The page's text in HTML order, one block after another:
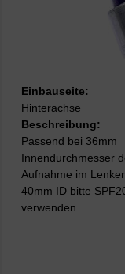
Einbauseite:
Hinterachse
Beschreibung:
Passend bei 36mm
Innendurchmesser
Aufnahme im
40mm ID bitte
verwenden